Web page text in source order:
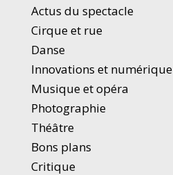
Actus du spectacle
Cirque et rue
Danse
Innovations et numérique
Musique et opéra
Photographie
Théâtre
Bons plans
Critique